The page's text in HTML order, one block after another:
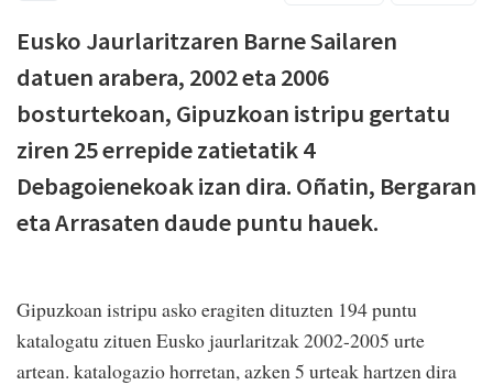
Eusko Jaurlaritzaren Barne Sailaren
datuen arabera, 2002 eta 2006
bosturtekoan, Gipuzkoan istripu gertatu
ziren 25 errepide zatietatik 4
Debagoienekoak izan dira. Oñatin, Bergaran
eta Arrasaten daude puntu hauek.
Gipuzkoan istripu asko eragiten dituzten 194 puntu
katalogatu zituen Eusko jaurlaritzak 2002-2005 urte
artean. katalogazio horretan, azken 5 urteak hartzen dira